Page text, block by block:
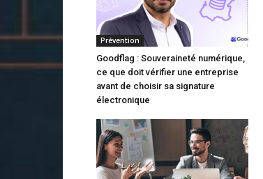
Prévention
Goodflag : Souveraineté numérique,
ce que doit vérifier une entreprise
avant de choisir sa signature
électronique